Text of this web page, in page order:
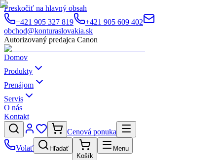
Preskočiť na hlavný obsah
+421 905 327 819
+421 905 609 402
obchod@konturaslovakia.sk
Autorizovaný predajca Canon
Domov
Produkty
Prenájom
Servis
O nás
Kontakt
Cenová ponuka
Volať
Hľadať
Košík
Menu